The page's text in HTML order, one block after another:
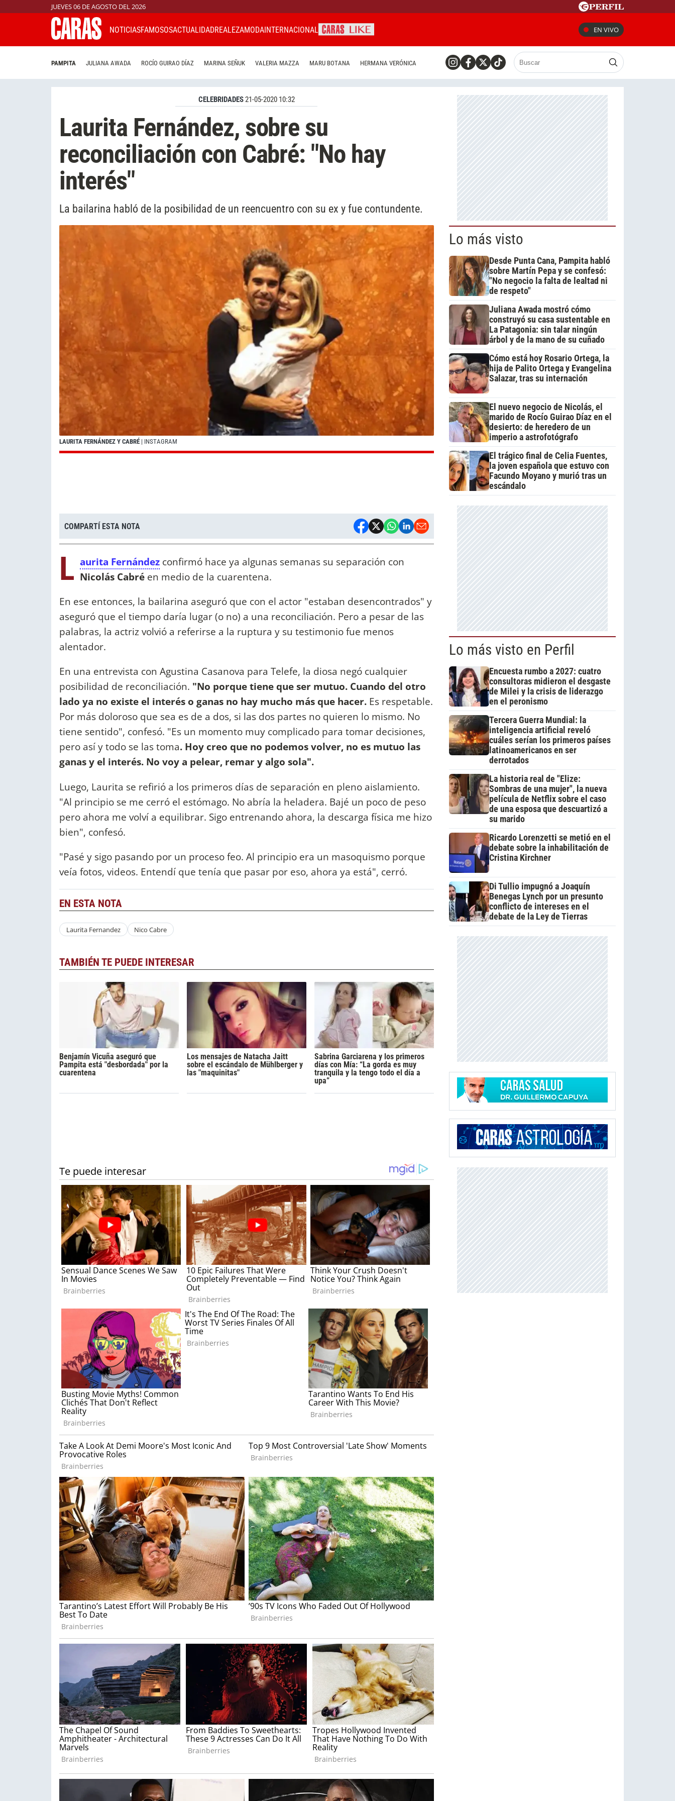
JUEVES 06 DE AGOSTO DEL 2026
NOTICIASFAMOSOSACTUALIDADREALEZAMODAINTERNACIONAL EN VIVO
PAMPITA JULIANA AWADA ROCÍO GUIRAO DÍAZ MARINA SEÑUK VALERIA MAZZA MARU BOTANA HERMANA VERÓNICA
CELEBRIDADES21-05-2020 10:32
Laurita Fernández, sobre su
reconciliación con Cabré: "No hay
interés"
La bailarina habló de la posibilidad de un reencuentro con su ex y fue contundente.
LAURITA FERNÁNDEZ Y CABRÉ | INSTAGRAM
COMPARTÍ ESTA NOTA
L aurita Fernández confirmó hace ya algunas semanas su separación con
Nicolás Cabré en medio de la cuarentena.
En ese entonces, la bailarina aseguró que con el actor "estaban desencontrados" y
aseguró que el tiempo daría lugar (o no) a una reconciliación. Pero a pesar de las
palabras, la actriz volvió a referirse a la ruptura y su testimonio fue menos
alentador.
En una entrevista con Agustina Casanova para Telefe, la diosa negó cualquier
posibilidad de reconciliación. "No porque tiene que ser mutuo. Cuando del otro
lado ya no existe el interés o ganas no hay mucho más que hacer. Es respetable.
Por más doloroso que sea es de a dos, si las dos partes no quieren lo mismo. No
tiene sentido", confesó. "Es un momento muy complicado para tomar decisiones,
pero así y todo se las toma. Hoy creo que no podemos volver, no es mutuo las
ganas y el interés. No voy a pelear, remar y algo sola".
Luego, Laurita se refirió a los primeros días de separación en pleno aislamiento.
"Al principio se me cerró el estómago. No abría la heladera. Bajé un poco de peso
pero ahora me volví a equilibrar. Sigo entrenando ahora, la descarga física me hizo
bien", confesó.
"Pasé y sigo pasando por un proceso feo. Al principio era un masoquismo porque
veía fotos, videos. Entendí que tenía que pasar por eso, ahora ya está", cerró.
EN ESTA NOTA
Laurita Fernandez Nico Cabre
TAMBIÉN TE PUEDE INTERESAR
Benjamín Vicuña aseguró que
Pampita está "desbordada" por la
cuarentena
Los mensajes de Natacha Jaitt
sobre el escándalo de Mühlberger y
las "maquinitas"
Sabrina Garciarena y los primeros
días con Mía: “La gorda es muy
tranquila y la tengo todo el día a
upa”
Lo más visto
Desde Punta Cana, Pampita habló
sobre Martín Pepa y se confesó:
"No negocio la falta de lealtad ni
de respeto"
Juliana Awada mostró cómo
construyó su casa sustentable en
La Patagonia: sin talar ningún
árbol y de la mano de su cuñado
Cómo está hoy Rosario Ortega, la
hija de Palito Ortega y Evangelina
Salazar, tras su internación
El nuevo negocio de Nicolás, el
marido de Rocío Guirao Díaz en el
desierto: de heredero de un
imperio a astrofotógrafo
El trágico final de Celia Fuentes,
la joven española que estuvo con
Facundo Moyano y murió tras un
escándalo
Lo más visto en Perfil
Encuesta rumbo a 2027: cuatro
consultoras midieron el desgaste
de Milei y la crisis de liderazgo
en el peronismo
Tercera Guerra Mundial: la
inteligencia artificial reveló
cuáles serían los primeros países
latinoamericanos en ser
derrotados
La historia real de "Elize:
Sombras de una mujer", la nueva
película de Netflix sobre el caso
de una esposa que descuartizó a
su marido
Ricardo Lorenzetti se metió en el
debate sobre la inhabilitación de
Cristina Kirchner
Di Tullio impugnó a Joaquín
Benegas Lynch por un presunto
conflicto de intereses en el
debate de la Ley de Tierras